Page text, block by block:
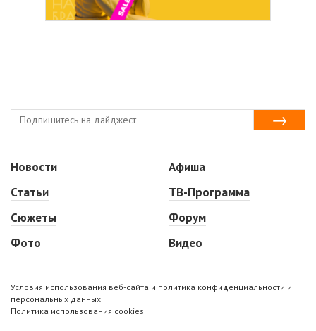
Новости
Статьи
Сюжеты
Фото
Афиша
ТВ-Программа
Форум
Видео
Условия использования веб-сайта и политика конфиденциальности и
персональных данных
Политика использования cookies